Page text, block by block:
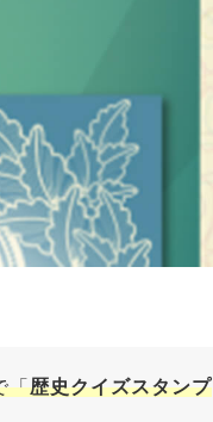
「歴史クイズスタンプ